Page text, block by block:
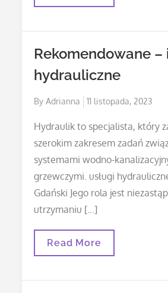
Sklepie
Rekomendowane
hydrauliczne
ByAdrianna
Posted
11 listopada, 2023
Hydraulik to specjalista, który
szerokim zakresem zadań
systemami wodno-
grzewczymi. usługi
Gdański Jego rola jest
utrzymaniu […]
Rekomendowane
Read More